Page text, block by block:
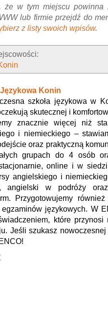
że w tym miejscu powinna
lub firmie przejdź do
z listy swoich wpisów.
Językowa Konin
szkoła językowa w
skutecznej i
znacznie więcej niż
i niemieckiego –
oraz praktyczną
grupach do 4 osób
online i w
angielskiego i
angielski w podróży
Przygotowujemy
językowych. W
które
Jeśli szukasz